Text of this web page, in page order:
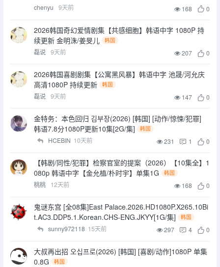
chenyu 9天前 168 0
2026韩国奇幻爱情剧集【共感细胞】韩语中字 1080P 持
续更新 金明洙/姜旻儿
韩国
磊说 9天前 207 0
2026韩国喜剧剧集【公寓黑风暴】韩语中字 池晟/河允庆
高清1080P 持续更新
韩国
磊说 9天前 147 0
金特务：本色回归 김부장(2026) [韩国] [动作/惊悚/犯罪]
韩语7.8分1080P更新10集[2G/集]
韩国
HCEBIN 10天前 231 1 0
【韩剧/同性/犯罪】检察官室的提案（2026）【10集全】1
080p 韩语中字【金允植/朴时宇】单集1G
韩国
桃桃 12天前 168 0
鬼谜东宫 [全08集]East Palace.2026.HD1080P.X265.10Bi
t.AC3.DDP5.1.Korean.CHS-ENG.JKYY[1G/集]
韩国
sunny972118 15天前 297 4 0
大叔再出招 오십프로(2026) [韩国] [喜剧/动作]1080P 单集
0.8G
韩国